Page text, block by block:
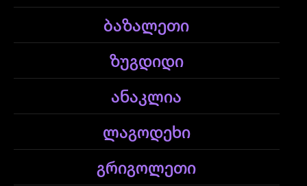
ბაზალეთი
ზუგდიდი
ანაკლია
ლაგოდეხი
გრიგოლეთი